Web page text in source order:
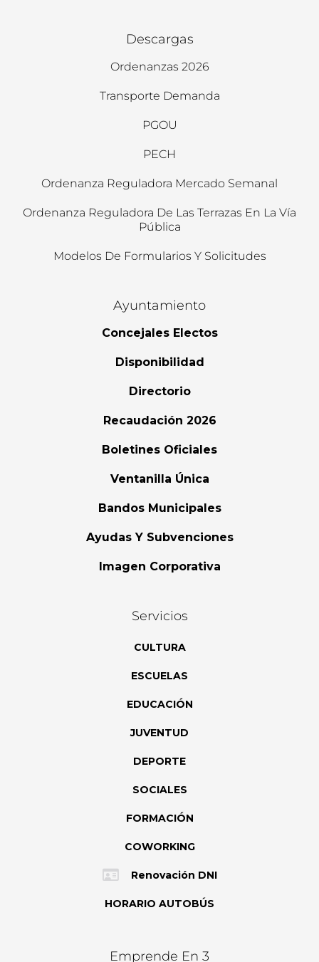
Descargas
Ordenanzas 2026
Transporte Demanda
PGOU
PECH
Ordenanza Reguladora Mercado Semanal
Ordenanza Reguladora De Las Terrazas En La Vía
Pública
Modelos De Formularios Y Solicitudes
Ayuntamiento
Concejales Electos
Disponibilidad
Directorio
Recaudación 2026
Boletines Oficiales
Ventanilla Única
Bandos Municipales
Ayudas Y Subvenciones
Imagen Corporativa
Servicios
CULTURA
ESCUELAS
EDUCACIÓN
JUVENTUD
DEPORTE
SOCIALES
FORMACIÓN
COWORKING
Renovación DNI
HORARIO AUTOBÚS
Emprende En 3